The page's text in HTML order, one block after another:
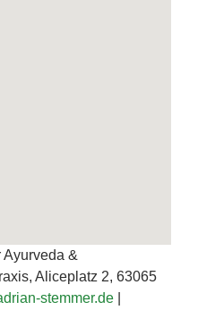
&
Aliceplatz 2, 63065
stemmer.de